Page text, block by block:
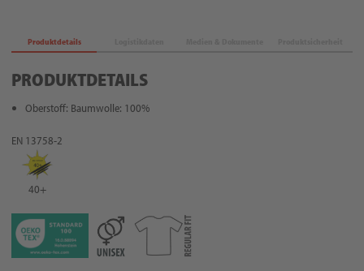
Produktdetails
PRODUKTDETAILS
Oberstoff: Baumwolle: 100%
EN 13758-2
40+